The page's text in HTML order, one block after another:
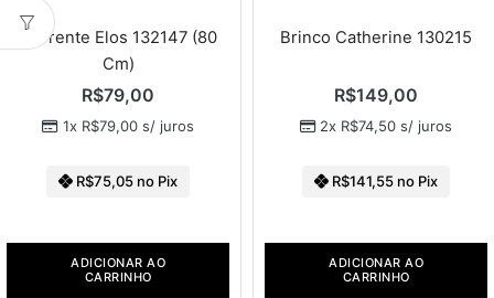
Corrente Elos 132147 (80
Cm)
R$79,00
1x R$79,00s/ juros
R$75,05 no Pix
ADICIONAR AO
CARRINHO
Brinco Catherine 130215
R$149,00
2x R$74,50 s/ juros
R$141,55 no Pix
ADICIONAR AO
CARRINHO